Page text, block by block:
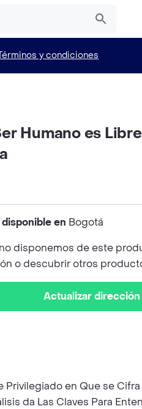
y condiciones
Humano es
en Bogotá
disponemos de este
o descubrir otros
Actualizar dirección
Privilegiado en Que se
da Las Claves Para